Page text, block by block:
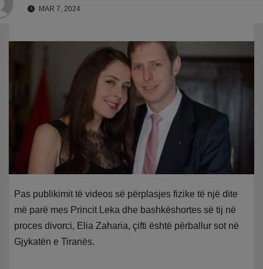
MAR 7, 2024
Pas publikimit të videos së përplasjes fizike të një dite
më parë mes Princit Leka dhe bashkëshortes së tij në
proces divorci, Elia Zaharia, çifti është përballur sot në
Gjykatën e Tiranës.